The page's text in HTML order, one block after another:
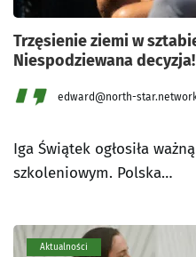
Trzęsienie ziemi w
Niespodziewana decyzja!
edward@north-
Iga Świątek ogłosiła
szkoleniowym. Polska…
Aktualności